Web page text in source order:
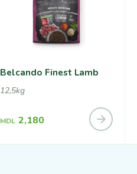
Belcando Finest Lamb
12,5kg
MDL 2,180